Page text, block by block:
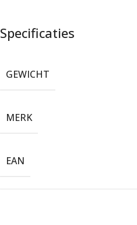
Specificaties
GEWICHT
MERK
EAN